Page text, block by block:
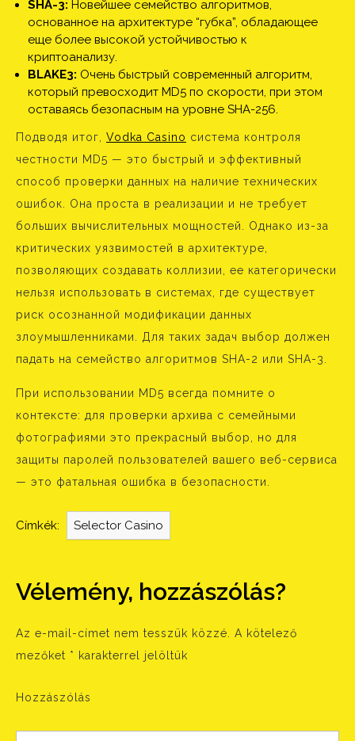
SHA-3: Новейшее семейство алгоритмов,
основанное на архитектуре “губка”, обладающее
еще более высокой устойчивостью к
криптоанализу.
BLAKE3: Очень быстрый современный алгоритм,
который превосходит MD5 по скорости, при этом
оставаясь безопасным на уровне SHA-256.
Подводя итог, Vodka Casino система контроля
честности MD5 — это быстрый и эффективный
способ проверки данных на наличие технических
ошибок. Она проста в реализации и не требует
больших вычислительных мощностей. Однако из-за
критических уязвимостей в архитектуре,
позволяющих создавать коллизии, ее категорически
нельзя использовать в системах, где существует
риск осознанной модификации данных
злоумышленниками. Для таких задач выбор должен
падать на семейство алгоритмов SHA-2 или SHA-3.
При использовании MD5 всегда помните о
контексте: для проверки архива с семейными
фотографиями это прекрасный выбор, но для
защиты паролей пользователей вашего веб-сервиса
— это фатальная ошибка в безопасности.
Címkék: Selector Casino
Vélemény, hozzászólás?
Az e-mail-címet nem tesszük közzé.
A kötelező
mezőket * karakterrel jelöltük
Hozzászólás